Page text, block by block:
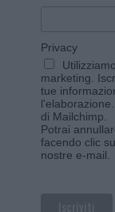
Privacy
marketing.
tue
l'elaborazione.
di Mailchimp
Potrai
facendo clic
nostre e-mail.